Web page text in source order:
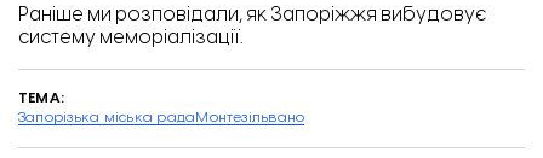
Раніше ми розповідали, як Запоріжжя вибудовує
систему меморіалізації.
ТЕМА:
Запорізька міська радаМонтезільвано